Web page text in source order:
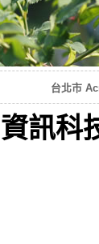
台北市
訊科